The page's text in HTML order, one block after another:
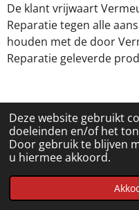
Deze website gebruikt
doeleinden en/of het
Door gebruik te blijven
u hiermee akkoord.
De klant vrijwaart
Reparatie tegen alle
houden met de door
Reparatie geleverde
Klachten
De klant dient een
Reparatie geleverd
spoedig mogelijk te